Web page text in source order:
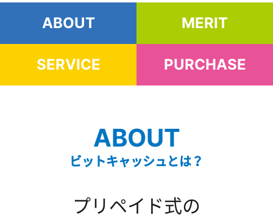
ABOUT MERIT
SERVICE PURCHASE
ABOUT
ビットキャッシュとは？
プリペイド式の